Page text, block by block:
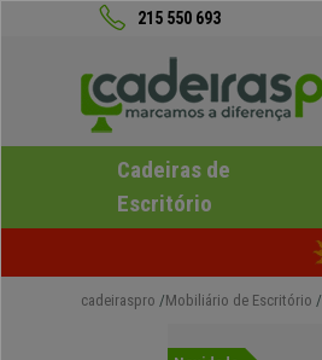
215 550 693
Cadeiras de
Escritório
cadeiraspro Mobiliário de Escritório